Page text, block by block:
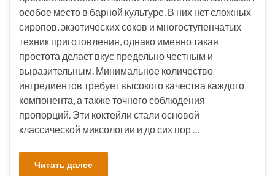
особое место в барной культуре. В них нет сложных
сиропов, экзотических соков и многоступенчатых
техник приготовления, однако именно такая
простота делает вкус предельно честным и
выразительным. Минимальное количество
ингредиентов требует высокого качества каждого
компонента, а также точного соблюдения
пропорций. Эти коктейли стали основой
классической миксологии и до сих пор …
Читать далее